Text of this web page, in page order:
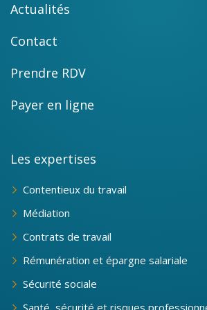
Actualités
Contact
Prendre RDV
Payer en ligne
Les expertises
Contentieux du travail
Médiation
Contrats de travail
Rémunération et épargne salariale
Sécurité sociale
Santé, sécurité et risques